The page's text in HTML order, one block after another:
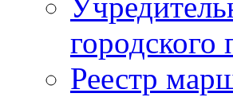
городского
Реестр